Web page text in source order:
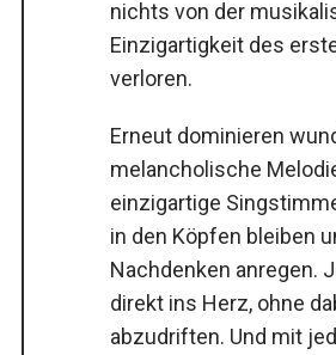
nichts von der
Einzigartigkeit des
verloren.
Erneut dominieren
melancholische
einzigartige
in den Köpfen bleiben
Nachdenken anregen.
direkt ins Herz, ohne
abzudriften. Und mit